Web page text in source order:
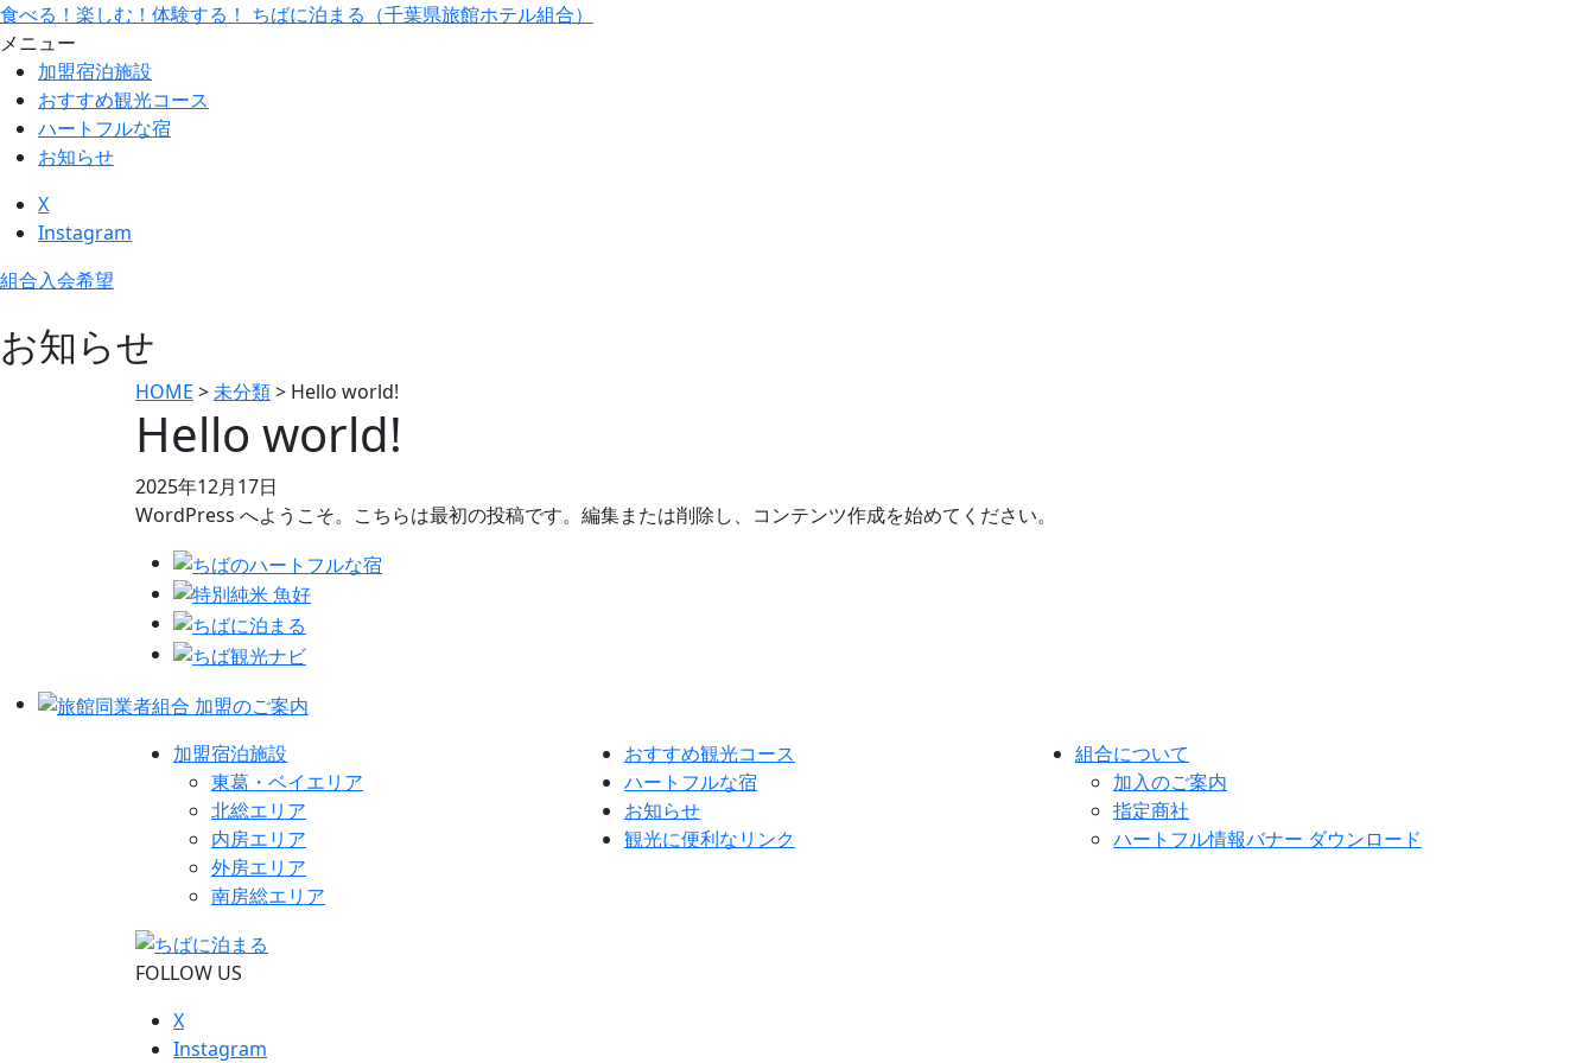
食べる！楽しむ！体験する！ ちばに泊まる（千葉県旅館ホテル組合）
メニュー
加盟宿泊施設
おすすめ観光コース
ハートフルな宿
お知らせ
X
Instagram
組合入会希望
お知らせ
HOME >未分類> Hello world!
Hello world!
2025年12月17日
WordPress へようこそ。こちらは最初の投稿です。編集または削除し、コンテンツ作成を始めてください。
加盟宿泊施設
東葛・ベイエリア
北総エリア
内房エリア
外房エリア
南房総エリア
おすすめ観光コース
ハートフルな宿
お知らせ
観光に便利なリンク
組合について
加入のご案内
指定商社
ハートフル情報バナー ダウンロード
FOLLOW US
X
Instagram